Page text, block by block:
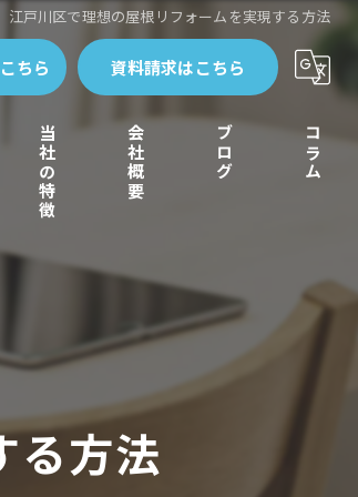
江戸川区で理想の屋根リフォームを実現する方法
ちら 資料請求はこちら
当社の特徴
外壁塗装
エクステリア
会社概要 ブログ コラム
る方法